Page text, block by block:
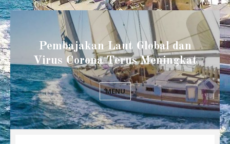
Pembajakan Laut Global dan
Virus Corona Terus Meningkat
MENU